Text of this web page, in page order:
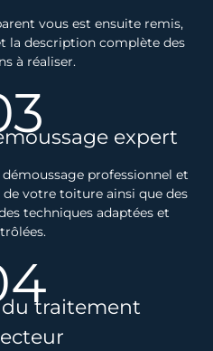
vous est ensuite remis,
la description complète des
à réaliser.
expert
professionnel et
votre toiture ainsi que des
techniques adaptées et
traitement